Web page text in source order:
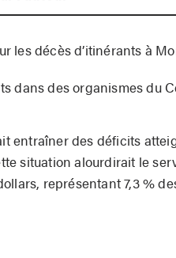
les décès d’itinérants à
dans des organismes du
entraîner des déficits
situation alourdirait le
représentant 7,3 %